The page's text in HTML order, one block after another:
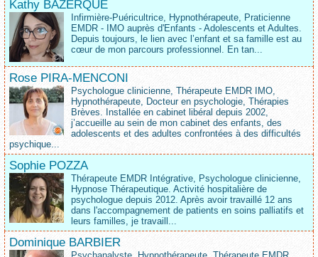
Kathy BAZERQUE
Infirmière-Puéricultrice, Hypnothérapeute, Praticienne
EMDR - IMO auprès d'Enfants - Adolescents et Adultes.
Depuis toujours, le lien avec l’enfant et sa famille est au
cœur de mon parcours professionnel. En tan...
Rose PIRA-MENCONI
Psychologue clinicienne, Thérapeute EMDR IMO,
Hypnothérapeute, Docteur en psychologie, Thérapies
Brèves. Installée en cabinet libéral depuis 2002,
j’accueille au sein de mon cabinet des enfants, des
adolescents et des adultes confrontées à des difficultés
psychique...
Sophie POZZA
Thérapeute EMDR Intégrative, Psychologue clinicienne,
Hypnose Thérapeutique. Activité hospitalière de
psychologue depuis 2012. Après avoir travaillé 12 ans
dans l'accompagnement de patients en soins palliatifs et
leurs familles, je travaill...
Dominique BARBIER